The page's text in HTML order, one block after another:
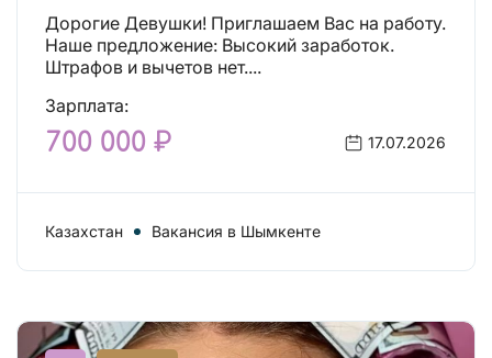
Дорогие Девушки! Приглашаем Вас на работу.
Наше предложение: Высокий заработок.
Штрафов и вычетов нет....
Зарплата:
700 000 ₽ 17.07.2026
Казахстан Вакансия в Шымкенте